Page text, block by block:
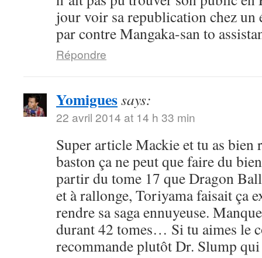
jour voir sa republication chez un
par contre Mangaka-san to
Répondre
Yomiguessays:
22 avril 2014 at 14 h 33 min
Super article Mackie et tu as bien
baston ça ne peut que faire du
partir du tome 17 que Dragon
et à rallonge, Toriyama faisait ça
rendre sa saga ennuyeuse.
durant 42 tomes… Si tu aimes le
recommande plutôt Dr. Slump qui